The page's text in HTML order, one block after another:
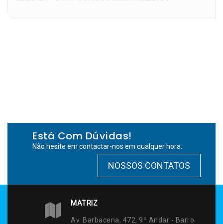
Está Com Dúvidas!
Não hesite em contactar-nos em qualquer hora.
NOSSOS CONTATOS
MATRIZ
Av. Barbacena, 472, 9º Andar - Barro